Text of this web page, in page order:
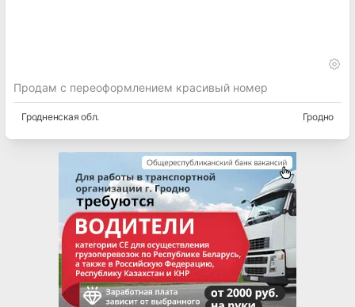
Продам с переоформлением красивый номер
Гродненская обл. Гродно